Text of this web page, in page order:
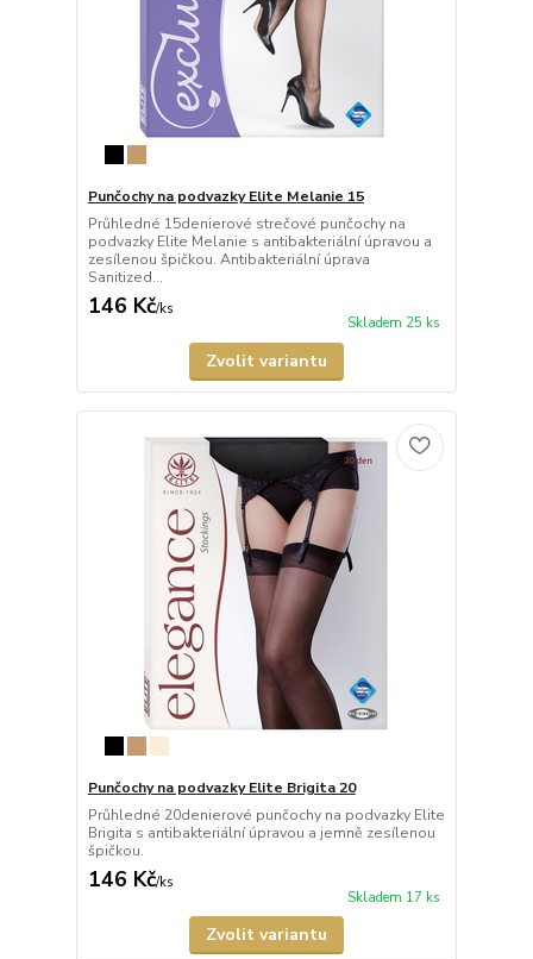
Punčochy na podvazky Elite Melanie 15
Průhledné 15denierové strečové punčochy na
podvazky Elite Melanie s antibakteriální úpravou a
zesílenou špičkou. Antibakteriální úprava
Sanitized...
146 Kč/ks
Skladem 25 ks
Zvolit variantu
Punčochy na podvazky Elite Brigita 20
Průhledné 20denierové punčochy na podvazky Elite
Brigita s antibakteriální úpravou a jemně zesílenou
špičkou.
146 Kč/ks
Skladem 17 ks
Zvolit variantu